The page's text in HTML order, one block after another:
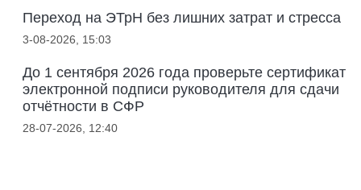
Переход на ЭТрН без лишних затрат и стресса
3-08-2026, 15:03
До 1 сентября 2026 года проверьте сертификат
электронной подписи руководителя для сдачи
отчётности в СФР
28-07-2026, 12:40